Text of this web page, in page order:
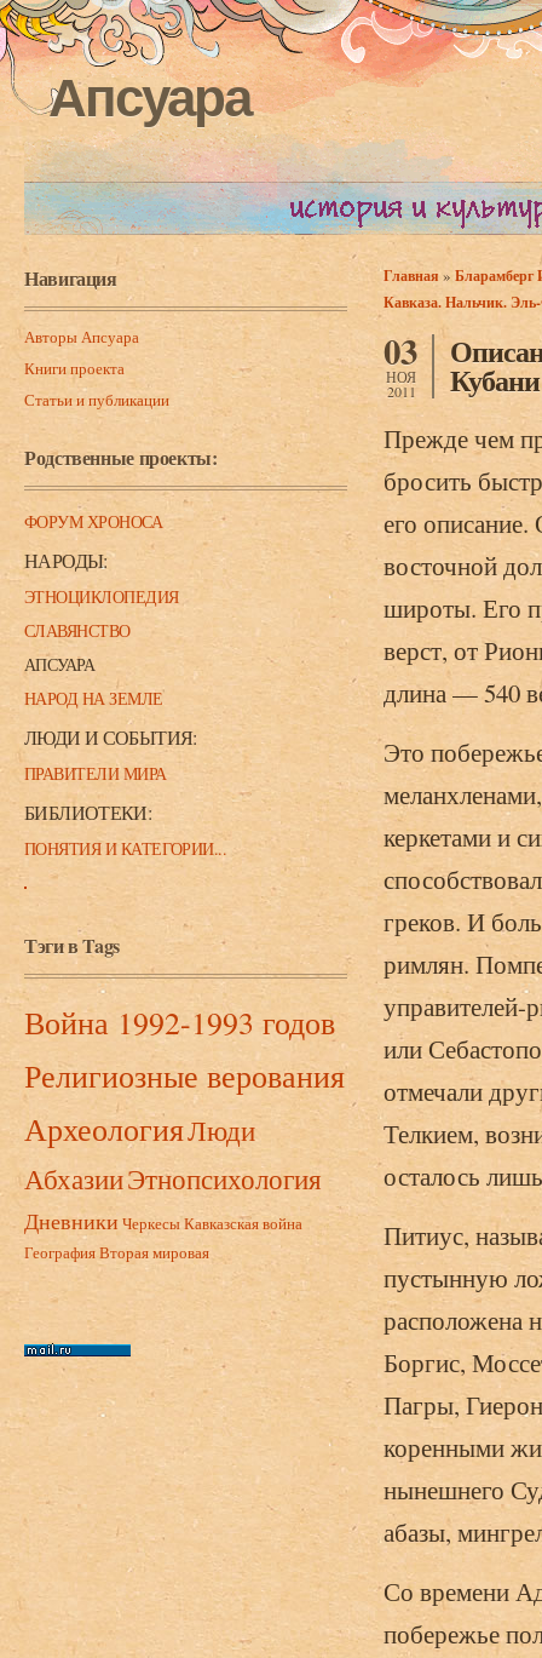
Апсуара
Навигация
Авторы Апсуара
Книги проекта
Статьи и публикации
Родственные проекты:
ФОРУМ ХРОНОСА
НАРОДЫ:
ЭТНОЦИКЛОПЕДИЯ
СЛАВЯНСТВО
АПСУАРА
НАРОД НА ЗЕМЛЕ
ЛЮДИ И СОБЫТИЯ:
ПРАВИТЕЛИ МИРА
БИБЛИОТЕКИ:
ПОНЯТИЯ И КАТЕГОРИИ...
Тэги в Tags
Война 1992-1993 годов
Религиозные верования
АрхеологияЛюди
АбхазииЭтнопсихология
Дневники ЧеркесыКавказская война
ГеографияВторая мировая
Вы здесь
Главная » Бларамберг
Кавказа. Нальчик.
03
НОЯ
2011
Прежде чем
бросить
его
восточной
широты. Его
верст, от
длина — 540
Это
керкетами и
греков. И
римлян.
или
отмечали
Телкием,
осталось
Питиус,
пустынную
расположена
Боргис,
Пагры,
коренными
нынешнего
абазы,
Со времени
побережье